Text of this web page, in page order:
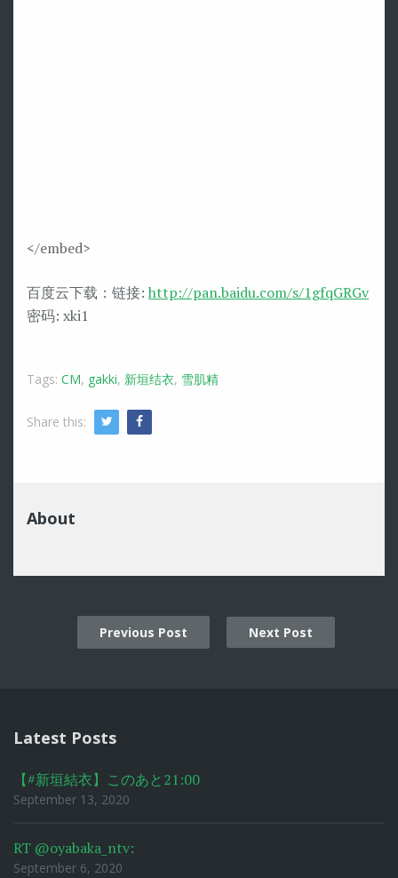
</embed>
百度云下载：链接: http://pan.baidu.com/s/1gfqGRGv
密码: xki1
Tags: CM, gakki, 新垣结衣, 雪肌精
Share this: Twitter
About
Previous Post Next Post
Latest Posts
【#新垣結衣】このあと21:00
September 13, 2020
RT @oyabaka_ntv:
September 6, 2020